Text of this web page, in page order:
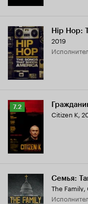
Hip Hop:
2019
Рейтинг
Кинопоиска
7.2
7.2
Citizen K,
Семья:
The Family,